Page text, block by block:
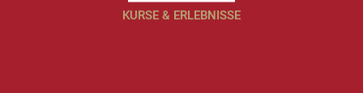
KURSE & ERLEBNISSE